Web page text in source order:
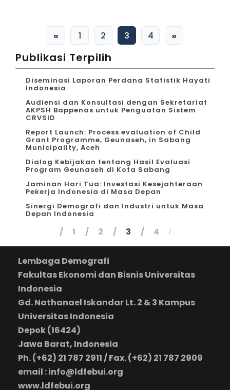
« 1 2 3 4 »
Publikasi Terpilih
Diseminasi Laporan Perdana Statistik Hayati
Indonesia
Audiensi dan Konsultasi dengan Sekretariat
AKPSH Bappenas untuk Penguatan Sistem
CRVSID
Report Launch: Process evaluation of Child
Grant Programme, Geunaseh, in Sabang
Municipality, Aceh
Dialog Kebijakan tentang Hasil Evaluasi
Program Geunaseh di Kota Sabang
Jaminan Hari Tua: Investasi Kesejahteraan
Pekerja Indonesia di Masa Depan
Sinergi Demografi dan Industri untuk Masa
Depan Indonesia
1 2 3 4
Lembaga Demografi
Fakultas Ekonomi dan Bisnis Universitas
Indonesia
Gd. Nathanael Iskandar Lt. 2 & 3 Kampus
Universitas Indonesia
Depok (16424)
Jawa Barat, Indonesia
Ph. (+62) 21 787 2911 / Fax. (+62) 21 787 2909
email : info@ldfebui.org
www.ldfebui.org